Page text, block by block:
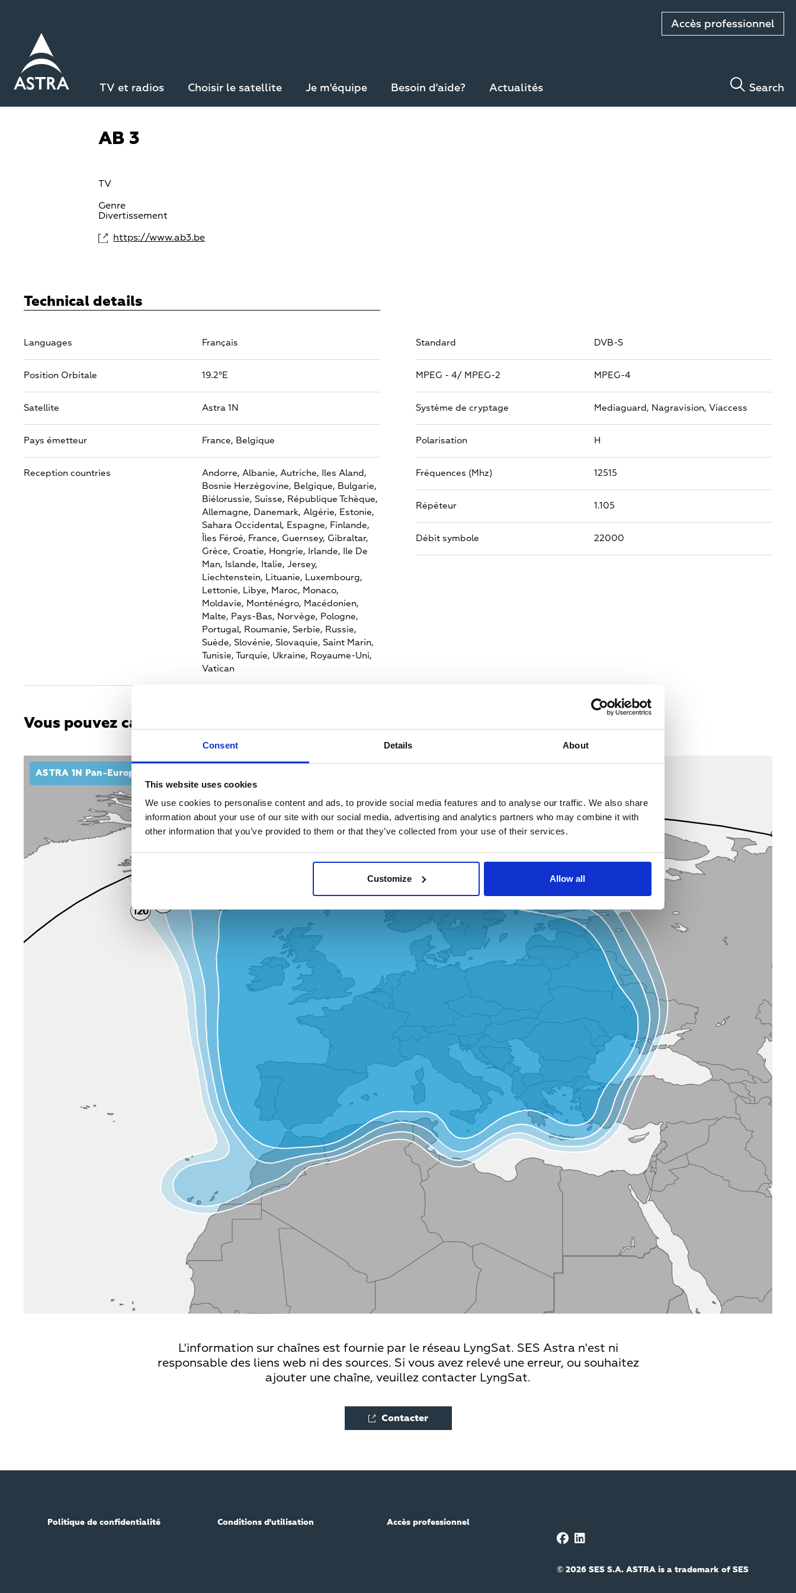
Consent Details About
This website uses cookies
We use cookies to personalise content and ads, to provide social media features and to analyse our traffic. We also share
information about your use of our site with our social media, advertising and analytics partners who may combine it with
other information that you’ve provided to them or that they’ve collected from your use of their services.
Customize Allow all
principal
Accès professionnel
Search
TV et radios Choisir le satellite Je m'équipe Besoin d'aide? Actualités
Retour à la liste des chaînes
AB 3
TV
Genre
Divertissement
https://www.ab3.be
Technical details
Languages Français
Position Orbitale 19.2°E
Satellite Astra 1N
Pays émetteur France, Belgique
Reception countries Andorre, Albanie, Autriche,
Iles Aland,
Bosnie Herzégovine, Belgique, Bulgarie,
Biélorussie, Suisse, République Tchèque,
Allemagne, Danemark, Algérie, Estonie,
Sahara Occidental, Espagne, Finlande,
Îles Féroé, France, Guernsey, Gibraltar,
Grèce, Croatie, Hongrie, Irlande,
Ile De
Man, Islande, Italie, Jersey,
Liechtenstein, Lituanie, Luxembourg,
Lettonie, Libye, Maroc, Monaco,
Moldavie, Monténégro, Macédonien,
Malte, Pays-Bas, Norvège, Pologne,
Portugal, Roumanie, Serbie, Russie,
Suède, Slovénie, Slovaquie, Saint Marin,
Tunisie, Turquie, Ukraine, Royaume-Uni,
Vatican
Standard DVB-S
MPEG - 4/ MPEG-2 MPEG-4
Système de cryptage Mediaguard, Nagravision, Viaccess
Polarisation H
Fréquences (Mhz) 12515
Répéteur 1.105
Débit symbole 22000
Vous pouvez capter les chaînes dans cette région
ASTRA 1N Pan-European Ku-band beam
L'information sur chaînes est fournie par le réseau LyngSat. SES Astra n'est ni
responsable des liens web ni des sources. Si vous avez relevé une erreur, ou souhaitez
ajouter une chaîne, veuillez contacter LyngSat.
Contacter
Politique de confidentialité Conditions d'utilisation Accès professionnel
© 2026 SES S.A. ASTRA is a trademark of SES